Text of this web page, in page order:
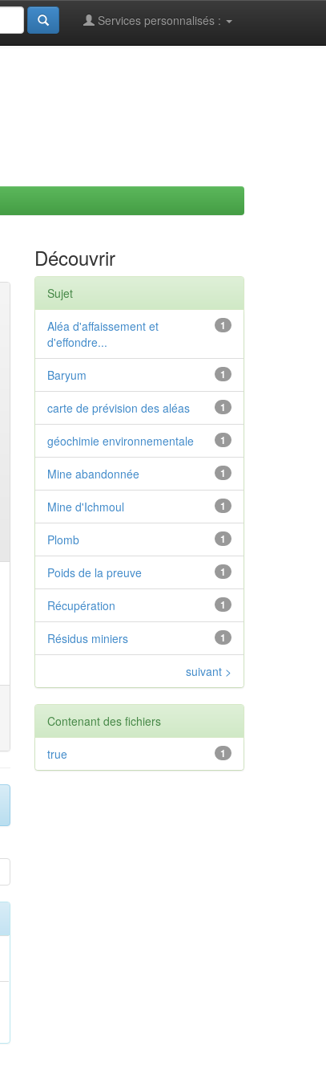
Services personnalisés :
Découvrir
Sujet
1
Aléa d'affaissement et
d'effondre...
1
Baryum
1
carte de prévision des aléas
1
géochimie environnementale
1
Mine abandonnée
1
Mine d'Ichmoul
1
Plomb
1
Poids de la preuve
1
Récupération
1
Résidus miniers
suivant >
Contenant des fichiers
1
true